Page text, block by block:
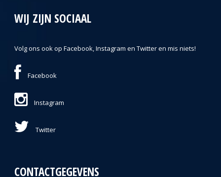
WIJ ZIJN SOCIAAL
Volg ons ook op Facebook, Instagram en Twitter en mis niets!
Facebook
Instagram
Twitter
CONTACTGEGEVENS